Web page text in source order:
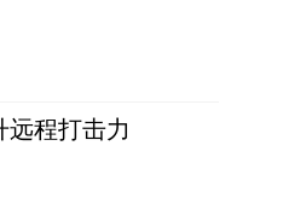
远程打击力